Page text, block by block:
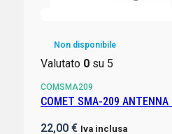
Non disponibile
Valutato 0su 5
COMSMA209
COMET SMA-209 ANTENNA
22,00 € Iva inclusa